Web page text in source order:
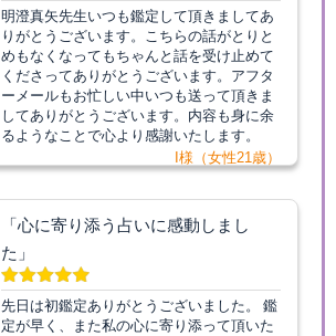
明澄真矢先生いつも鑑定して頂きましてあ
りがとうございます。こちらの話がとりと
めもなくなってもちゃんと話を受け止めて
くださってありがとうございます。アフタ
ーメールもお忙しい中いつも送って頂きま
してありがとうございます。内容も身に余
るようなことで心より感謝いたします。
I様（女性21歳）
「心に寄り添う占いに感動しまし
た」
先日は初鑑定ありがとうございました。 鑑
定が早く、また私の心に寄り添って頂いた